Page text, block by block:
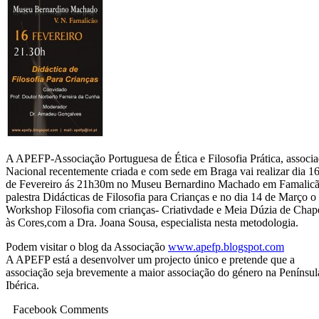
A APEFP-Associação Portuguesa de Ética e Filosofia Prática,
Nacional recentemente criada e com sede em Braga vai realizar dia 16
de Fevereiro ás 21h30m no Museu Bernardino Machado em
palestra Didácticas de Filosofia para Crianças e no dia 14 de Março o
Workshop Filosofia com crianças- Criativdade e Meia Dúzia de
às Cores,com a Dra. Joana Sousa, especialista nesta metodologia.
Podem visitar o blog da Associação www.apefp.blogspot.com
A APEFP está a desenvolver um projecto único e pretende que a
associação seja brevemente a maior associação do género na
Ibérica.
Facebook Comments